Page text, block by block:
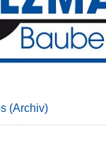
(Archiv)